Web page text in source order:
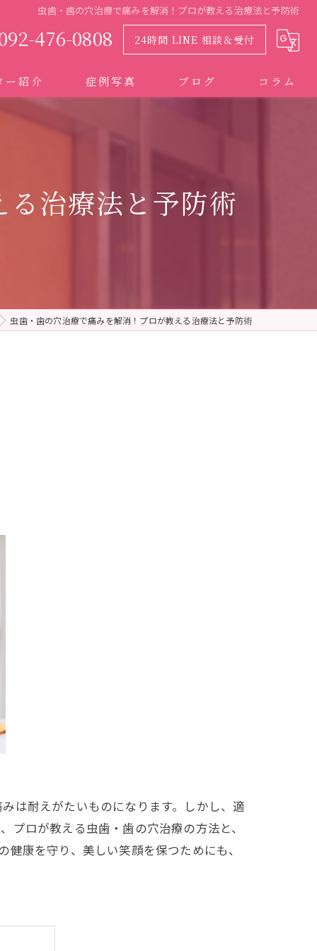
虫歯・歯の穴治療で痛みを解消！プロが教える治療法と予防術
476-0808 24時間 LINE 相談＆受付
ー紹介 症例写真 ブログ コラム
治療法と予防術
虫歯・歯の穴治療で痛みを解消！プロが教える治療法と予防術
は耐えがたいものになります。しかし、適
ロが教える虫歯・歯の穴治療の方法と、
康を守り、美しい笑顔を保つためにも、